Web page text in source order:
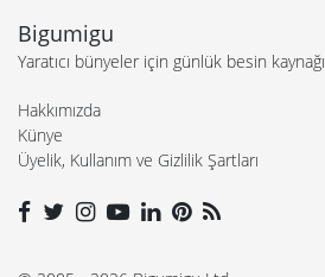
Bigumigu
Yaratıcı bünyeler için günlük besin kaynağı
Hakkımızda
Künye
Üyelik, Kullanım ve Gizlilik Şartları